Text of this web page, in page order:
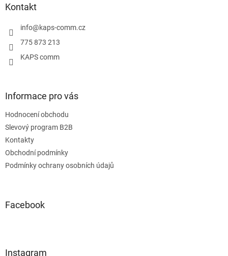
Kontakt
info@kaps-comm.cz
775 873 213
KAPS comm
Informace pro vás
Hodnocení obchodu
Slevový program B2B
Kontakty
Obchodní podmínky
Podmínky ochrany osobních údajů
Facebook
Instagram